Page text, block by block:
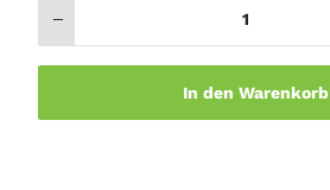
In den Warenkorb